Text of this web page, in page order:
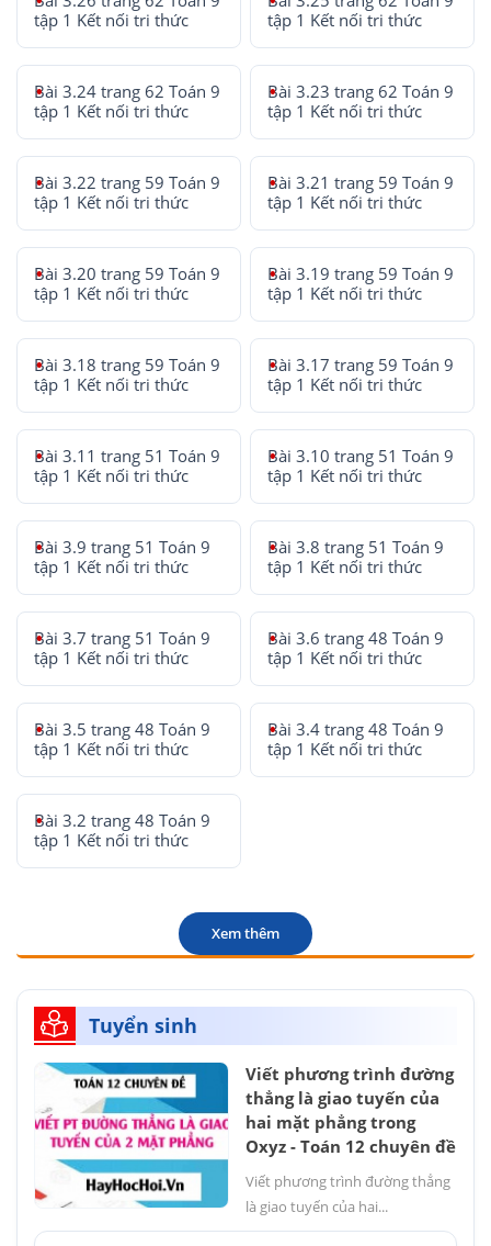
tập 1 Kết nối tri thức
tập 1 Kết nối tri thức
Bài 3.24 trang 62 Toán 9
tập 1 Kết nối tri thức
Bài 3.23 trang 62 Toán 9
tập 1 Kết nối tri thức
Bài 3.22 trang 59 Toán 9
tập 1 Kết nối tri thức
Bài 3.21 trang 59 Toán 9
tập 1 Kết nối tri thức
Bài 3.20 trang 59 Toán 9
tập 1 Kết nối tri thức
Bài 3.19 trang 59 Toán 9
tập 1 Kết nối tri thức
Bài 3.18 trang 59 Toán 9
tập 1 Kết nối tri thức
Bài 3.17 trang 59 Toán 9
tập 1 Kết nối tri thức
Bài 3.11 trang 51 Toán 9
tập 1 Kết nối tri thức
Bài 3.10 trang 51 Toán 9
tập 1 Kết nối tri thức
Bài 3.9 trang 51 Toán 9
tập 1 Kết nối tri thức
Bài 3.8 trang 51 Toán 9
tập 1 Kết nối tri thức
Bài 3.7 trang 51 Toán 9
tập 1 Kết nối tri thức
Bài 3.6 trang 48 Toán 9
tập 1 Kết nối tri thức
Bài 3.5 trang 48 Toán 9
tập 1 Kết nối tri thức
Bài 3.4 trang 48 Toán 9
tập 1 Kết nối tri thức
Bài 3.2 trang 48 Toán 9
tập 1 Kết nối tri thức
Xem thêm
Tuyển sinh
Viết phương trình đường
thẳng là giao tuyến của
hai mặt phẳng trong
Oxyz - Toán 12 chuyên đề
Viết phương trình đường thẳng
là giao tuyến của hai...